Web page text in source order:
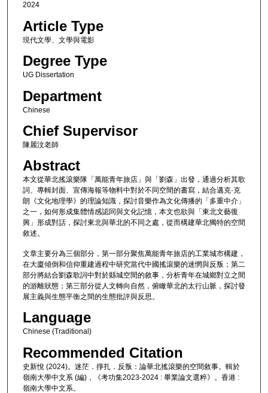
2024
Article Type
現代文學、文學與電影
Degree Type
UG Dissertation
Department
Chinese
Chief Supervisor
陳麗汶老師
Abstract
本文從華北搖滾樂隊「萬能青年旅店」與「劉森」出發，通過分析其歌
詞、專輯封面、宣傳海報等物料中對於不同空間的書寫，結合邁克·克
朗《文化地理學》的理論知識，探討音樂作為文化傳播的「多重中介」
之一，如何形成集體情感認同與文化記憶，本文也欲與「東北文藝復
興」形成對話，探討東北與華北的不同之處，從而構建華北獨特的空間
敘述。
文章主要分為三個部分，第一部分聚焦萬能青年旅店的工業城市構建，
在大廈傾倒和信仰重建過程中研究當代中國搖滾樂的迷惘與反叛；第二
部分將結合劉森歌詞中對於縣城空間的敘事，分析青年在城鄉對立之間
的游離狀態；第三部分從人文轉向自然，俯瞰華北的太行山脈，探討發
展主義與生態平衡之間的生態批評與反思。
Language
Chinese (Traditional)
Recommended Citation
史新悅 (2024)。迷茫．掙扎．反叛：論華北搖滾樂的空間敘事。輯於
嶺南大學中文系 (編)，《考功集2023-2024 : 畢業論文選粹》。香港 :
嶺南大學中文系。